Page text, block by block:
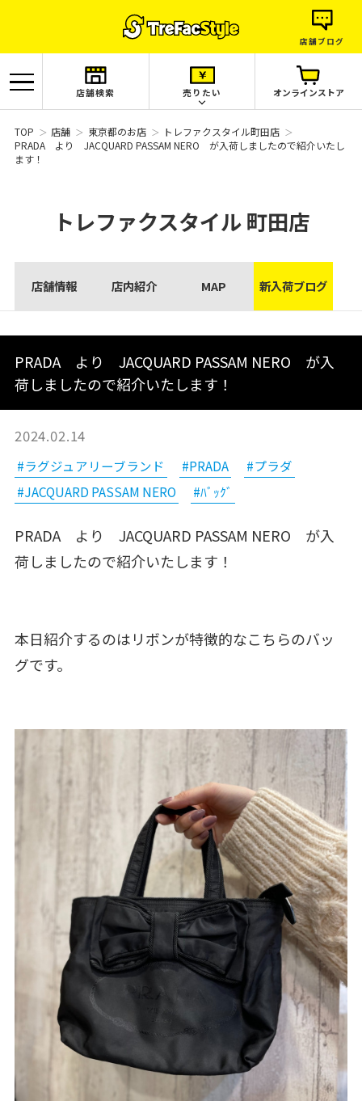
店舗ブログ
店舗検索 売りたい オンラインストア
TOP 店舗 東京都のお店
トレファクスタイル町田店
PRADA より JACQUARD PASSAM NERO が入荷しましたので紹介いたし
ます！
トレファクスタイル町田店
店舗情報 店内紹介 MAP 新入荷ブログ
PRADA より JACQUARD PASSAM NERO が入
荷しましたので紹介いたします！
2024.02.14
#ラグジュアリーブランド #PRADA
#プラダ
#JACQUARD PASSAM NERO
#ﾊﾞｯｸﾞ
PRADA より JACQUARD PASSAM NERO が入
荷しましたので紹介いたします！
本日紹介するのはリボンが特徴的なこちらのバッ
グです。